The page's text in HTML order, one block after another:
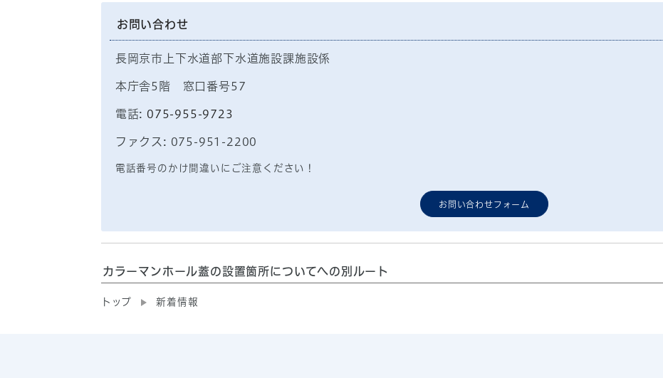
お問い合わせ
長岡京市上下水道部下水道施設課施設係
本庁舎5階 窓口番号57
電話: 075-955-9723
ファクス: 075-951-2200
電話番号のかけ間違いにご注意ください！
お問い合わせフォーム
カラーマンホール蓋の設置箇所についてへの別ルート
トップ 新着情報